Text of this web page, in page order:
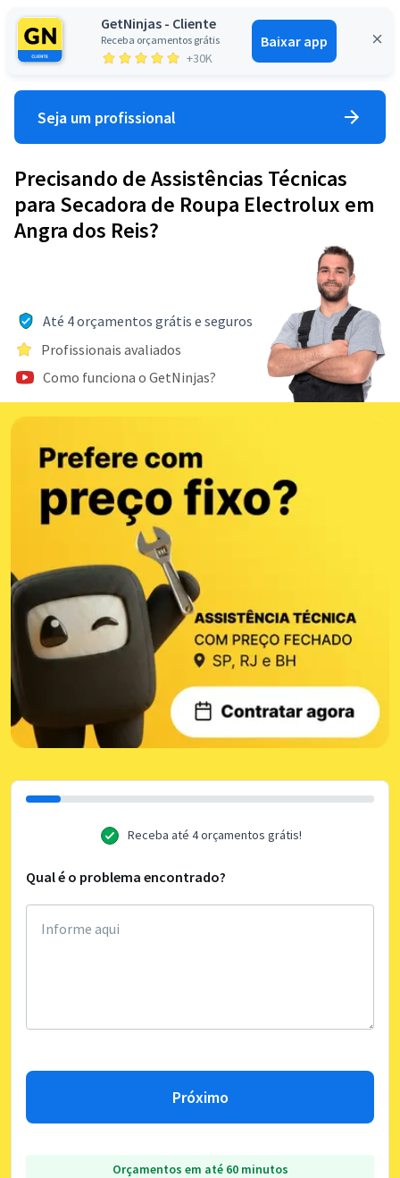
GetNinjas - Cliente
Receba orçamentos grátis
+30K
Baixar app
Entrar
Seja um profissional
Precisando de Assistências Técnicas
para Secadora de Roupa Electrolux em
Angra dos Reis?
Até 4 orçamentos grátis e seguros
Profissionais avaliados
Como funciona o GetNinjas?
Receba até 4 orçamentos grátis!
Qual é o problema encontrado?
Próximo
Orçamentos em até 60 minutos